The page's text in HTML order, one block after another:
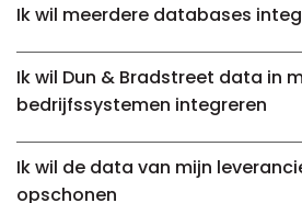
Ik wil meerdere databases
Ik wil Dun & Bradstreet data in
bedrijfssystemen integreren
Ik wil de data van mijn
opschonen